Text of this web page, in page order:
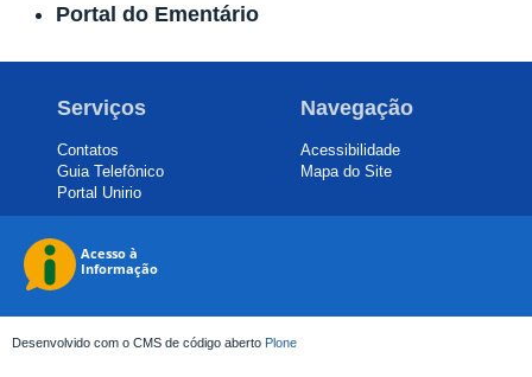
Portal do Ementário
Serviços
Contatos
Guia Telefônico
Portal Unirio
Navegação
Acessibilidade
Mapa do Site
Desenvolvido com o CMS de código aberto Plone